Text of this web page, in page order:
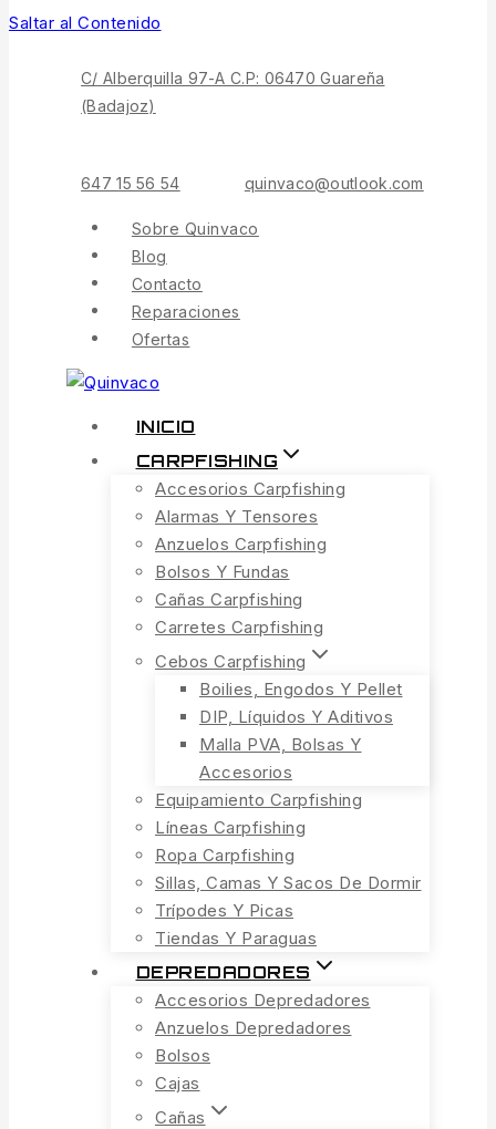
Saltar al Contenido
C/ Alberquilla 97-A C.P: 06470 Guareña
(Badajoz)
647 15 56 54 quinvaco@outlook.com
Sobre Quinvaco
Blog
Contacto
Reparaciones
Ofertas
INICIO
CARPFISHING
Accesorios Carpfishing
Alarmas Y Tensores
Anzuelos Carpfishing
Bolsos Y Fundas
Cañas Carpfishing
Carretes Carpfishing
Cebos Carpfishing
Boilies, Engodos Y Pellet
DIP, Líquidos Y Aditivos
Malla PVA, Bolsas Y
Accesorios
Equipamiento Carpfishing
Líneas Carpfishing
Ropa Carpfishing
Sillas, Camas Y Sacos De Dormir
Trípodes Y Picas
Tiendas Y Paraguas
DEPREDADORES
Accesorios Depredadores
Anzuelos Depredadores
Bolsos
Cajas
Cañas